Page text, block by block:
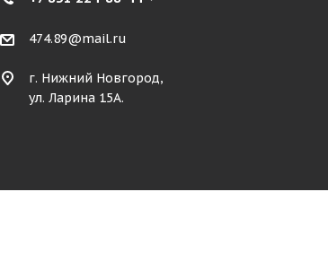
474.89@mail.ru
г. Нижний Новгород,
ул. Ларина 15А.